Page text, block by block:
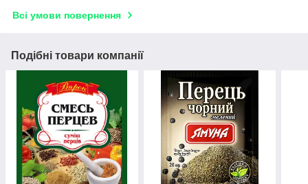
Всі умови повернення
Подібні товари компанії